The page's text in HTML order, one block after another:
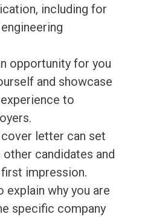
including for
opportunity for you
and showcase
to
letter can set
candidates and
impression.
explain why you are
specific company